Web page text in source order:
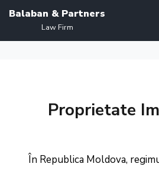
Balaban & Partners
Law Firm
Proprietate
În Republica Moldova,